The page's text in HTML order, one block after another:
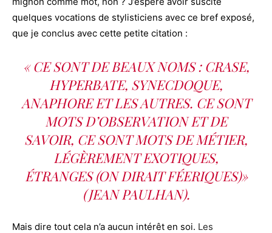
quelques vocations de stylisticiens avec ce bref exposé,
que je conclus avec cette petite citation :
« CE SONT DE BEAUX NOMS : CRASE,
HYPERBATE, SYNECDOQUE,
ANAPHOREET LES AUTRES. CE SONT
MOTS D’OBSERVATION ET DE
SAVOIR, CE SONT MOTS DE MÉTIER,
LÉGÈREMENT EXOTIQUES,
ÉTRANGES (ON DIRAIT FÉERIQUES)»
(JEAN PAULHAN).
Mais dire tout cela n’a aucun intérêt en soi. Les